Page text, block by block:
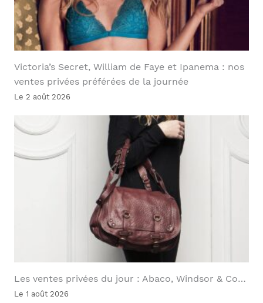
Victoria’s Secret, William de Faye et Ipanema : nos
ventes privées préférées de la journée
Le 2 août 2026
Les ventes privées du jour : Abaco, Windsor & Co…
Le 1 août 2026